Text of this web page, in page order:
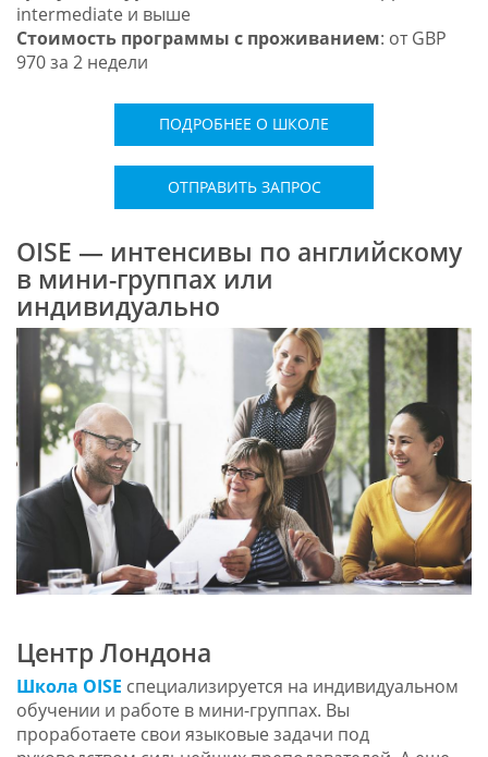
intermediate и выше
Стоимость программы с проживанием: от GBP
970 за 2 недели
ПОДРОБНЕЕ О ШКОЛЕ
ОТПРАВИТЬ ЗАПРОС
OISE — интенсивы по английскому
в мини-группах или
индивидуально
Центр Лондона
Школа OISE специализируется на индивидуальном
обучении и работе в мини-группах. Вы
проработаете свои языковые задачи под